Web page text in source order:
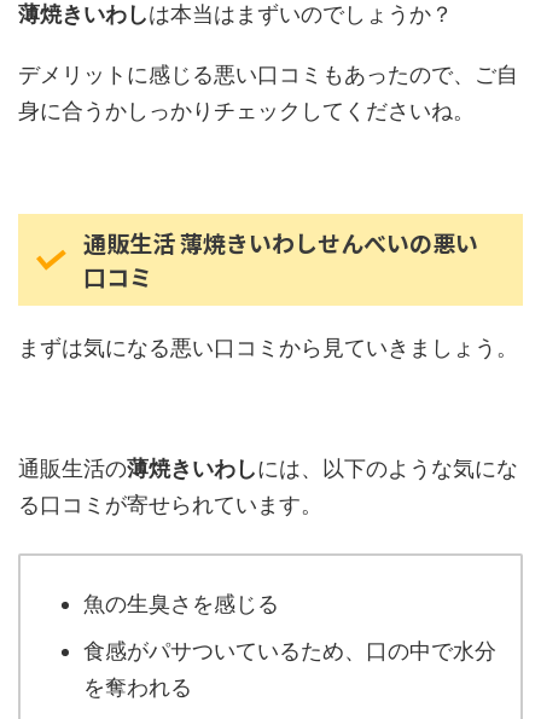
薄焼きいわしは本当はまずいのでしょうか？
デメリットに感じる悪い口コミもあったので、ご自
身に合うかしっかりチェックしてくださいね。
通販生活 薄焼きいわしせんべいの悪い
口コミ
まずは気になる悪い口コミから見ていきましょう。
通販生活の薄焼きいわしには、以下のような気にな
る口コミが寄せられています。
魚の生臭さを感じる
食感がパサついているため、口の中で水分
を奪われる